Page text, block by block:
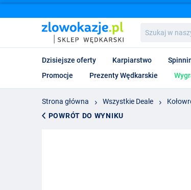
w
naszym
wędkarskim...
Dzisiejsze oferty Karpiarstwo
Promocje
Prezenty Wędkarskie
Strona główna Wszystkie Deale
POWRÓT DO WYNIKU